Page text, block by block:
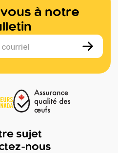
à notre
sujet
nous